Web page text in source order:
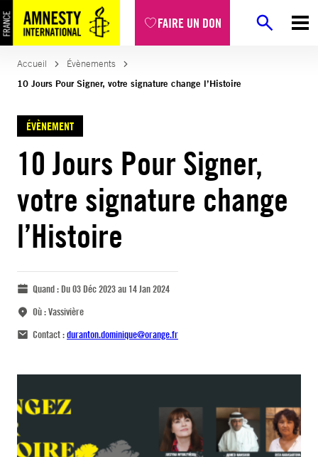
FAIRE UN DON
Accueil
Évènements
10 Jours Pour Signer, votre signature change l’Histoire
ÉVÈNEMENT
10 Jours Pour Signer,
votre signature change
l’Histoire
Quand :Du 03 Déc 2023 au 14 Jan 2024
Où :Vassivière
Contact :duranton.dominique@orange.fr